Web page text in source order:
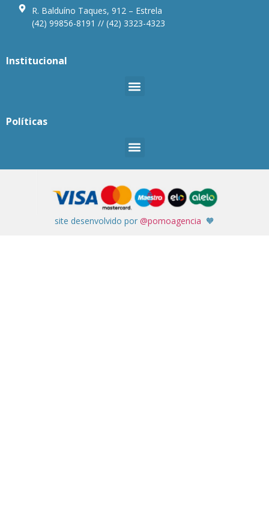
R. Balduíno Taques, 912 – Estrela
(42) 99856-8191 // (42) 3323-4323
Institucional
Políticas
site desenvolvido por @pomoagencia 🧡